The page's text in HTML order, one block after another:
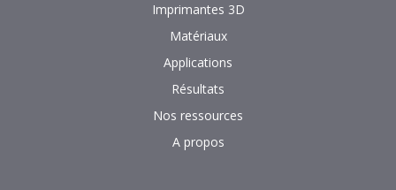
Imprimantes 3D
Matériaux
Applications
Résultats
Nos ressources
A propos